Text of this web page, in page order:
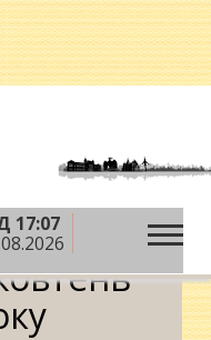
17:07Календар